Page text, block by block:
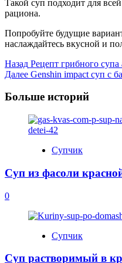
Такой суп подходит для
рациона.
Попробуйте будущие
наслаждайтесь вкусной и
Post
Navigation
Назад Рецепт грибного супа
Далее Genshin impact суп с
Больше историй
Супчик
Суп из фасоли
0
Супчик
Суп растворимый в